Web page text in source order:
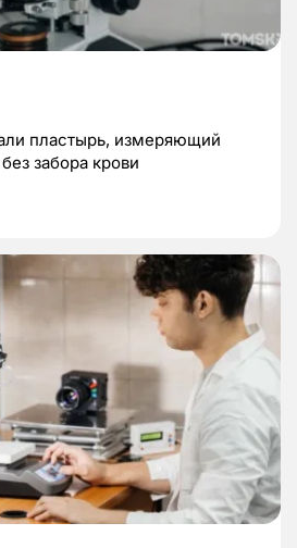
пластырь, измеряющий
забора крови